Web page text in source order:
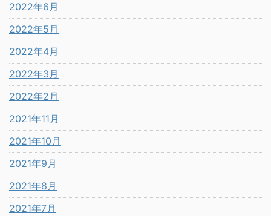
2022年6月
2022年5月
2022年4月
2022年3月
2022年2月
2021年11月
2021年10月
2021年9月
2021年8月
2021年7月